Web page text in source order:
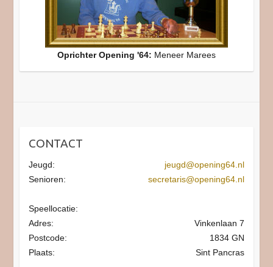
Oprichter Opening '64: Meneer Marees
CONTACT
Jeugd:
jeugd@opening64.nl
Senioren:
secretaris@opening64.nl
Speellocatie:
Adres:
Vinkenlaan 7
Postcode:
1834 GN
Plaats:
Sint Pancras